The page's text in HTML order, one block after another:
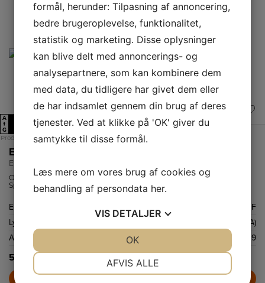
A
↑
G
Produktdatablad
Electrolux Opvaskemaskine
ESA22100SW
Opvaskemaskine med AutoSense, ExtraHygiene funktion og Dual
Spray Arm.
Energiklasse
F
Lydniveau
47 dB(A)
Antal kuverter
9
5.199,-
formål, herunder: Tilpasning af annoncering,
bedre brugeroplevelse, funktionalitet,
statistik og marketing. Disse oplysninger
kan blive delt med annoncerings- og
analysepartnere, som kan kombinere dem
med data, du tidligere har givet dem eller
de har indsamlet gennem din brug af deres
tjenester. Ved at klikke på 'OK' giver du
samtykke til disse formål.
Læs mere om vores brug af cookies og
behandling af persondata her.
VIS DETALJER
AFVIS ALLE
OK